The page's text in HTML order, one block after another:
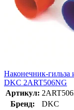
Наконечник-
DKC 2ART506NG
Артикул:
Бренд:
DKC